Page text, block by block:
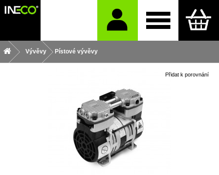
Vývěvy Pístové vývěvy
Přidat k porovnání